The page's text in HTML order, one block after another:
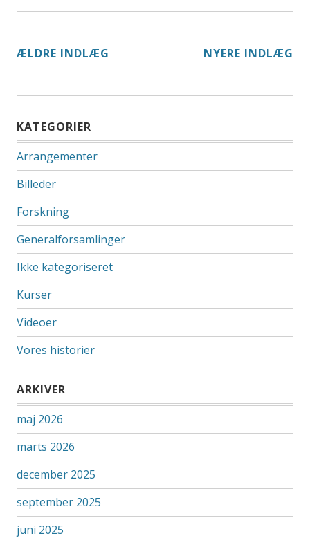
Lalandia
–
november
NAVIGATION
INDLÆG
ÆLDRE INDLÆG NYERE INDLÆG
KATEGORIER
Arrangementer
Billeder
Forskning
Generalforsamlinger
Ikke kategoriseret
Kurser
Videoer
Vores historier
ARKIVER
maj 2026
marts 2026
december 2025
september 2025
juni 2025